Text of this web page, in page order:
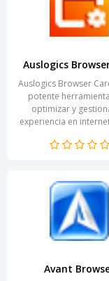
Auslogics
Auslogics Browser
potente
optimizar y
experiencia en
en el navegador,...
Avant